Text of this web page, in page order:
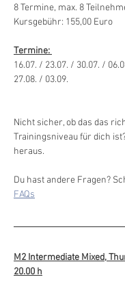
8 Termine, max. 8
Kursgebühr: 155,00 Euro
Termine:
16.07. / 23.07. / 30.07. /
27.08. / 03.09.
Nicht sicher, ob das das
Trainingsniveau für dich
heraus.
Du hast andere Fragen?
FAQs
M2 Intermediate Mixed,
20.00 h